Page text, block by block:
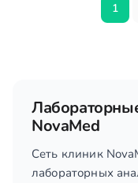
1
NovaMed
Сеть клиник
лабораторных